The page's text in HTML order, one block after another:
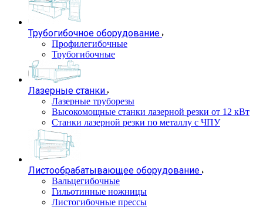
Трубогибочное оборудование
Профилегибочные
Трубогибочные
Лазерные станки
Лазерные труборезы
Высокомощные станки лазерной резки от 12 кВт
Станки лазерной резки по металлу с ЧПУ
Листообрабатывающее оборудование
Вальцегибочные
Гильотинные ножницы
Листогибочные прессы